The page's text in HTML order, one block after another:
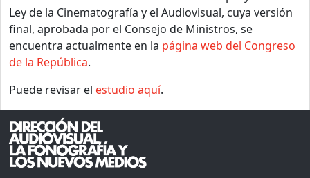
Ley de la Cinematografía y el Audiovisual, cuya versión
final, aprobada por el Consejo de Ministros, se
encuentra actualmente en la página web del Congreso
de la República.
Puede revisar el estudio aquí.